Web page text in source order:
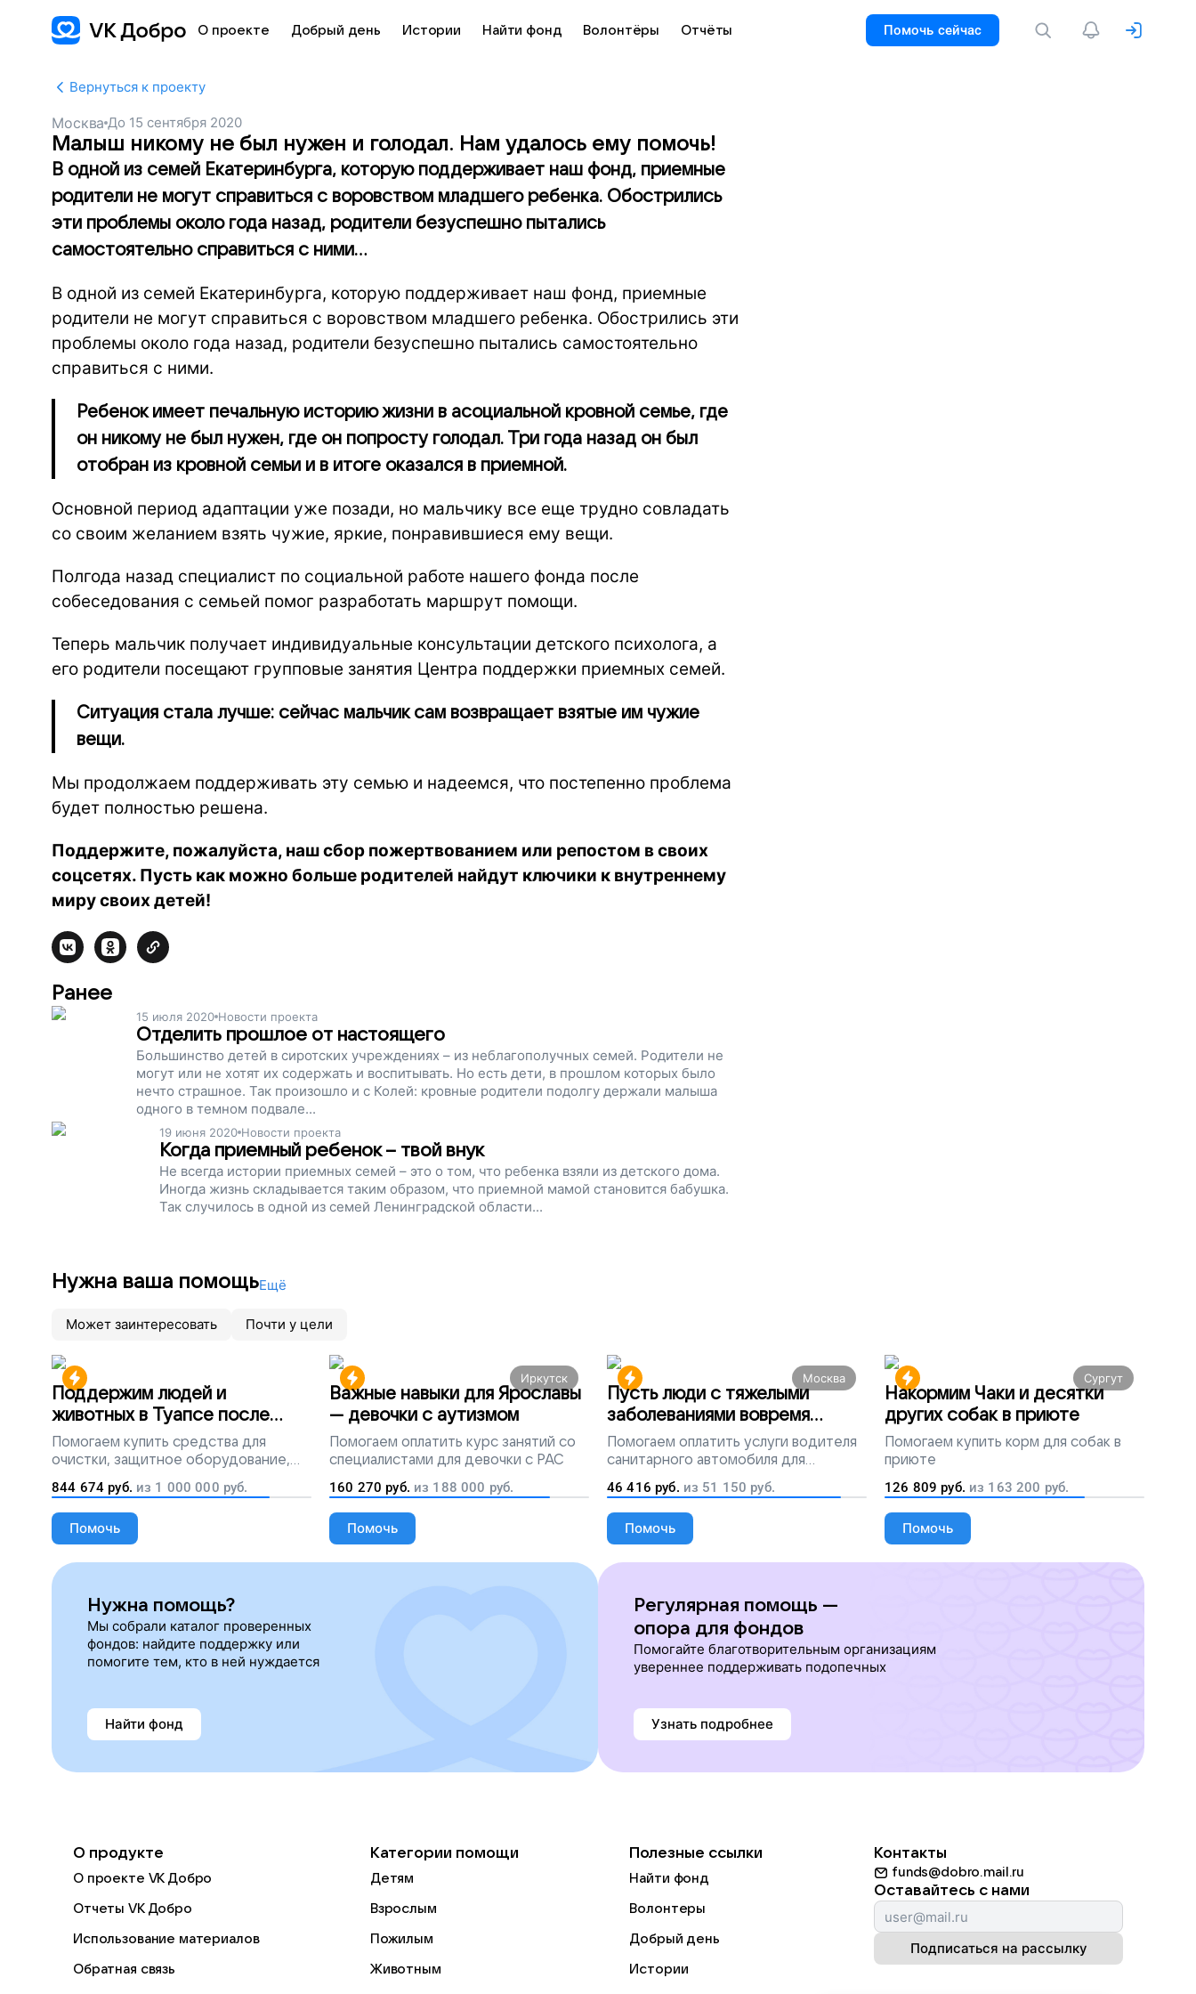
О проекте Добрый день Истории Найти фонд Волонтёры Отчёты Помочь сейчас
Вернуться к проекту
Москва До 15 сентября 2020
Малыш никому не был нужен и голодал. Нам удалось ему помочь!
В одной из семей Екатеринбурга, которую поддерживает наш фонд, приемные
родители не могут справиться с воровством младшего ребенка. Обострились
эти проблемы около года назад, родители безуспешно пытались
самостоятельно справиться с ними...
В одной из семей Екатеринбурга, которую поддерживает наш фонд, приемные
родители не могут справиться с воровством младшего ребенка. Обострились эти
проблемы около года назад, родители безуспешно пытались самостоятельно
справиться с ними.
Ребенок имеет печальную историю жизни в асоциальной кровной семье, где
он никому не был нужен, где он попросту голодал. Три года назад он был
отобран из кровной семьи и в итоге оказался в приемной.
Основной период адаптации уже позади, но мальчику все еще трудно совладать
со своим желанием взять чужие, яркие, понравившиеся ему вещи.
Полгода назад специалист по социальной работе нашего фонда после
собеседования с семьей помог разработать маршрут помощи.
Теперь мальчик получает индивидуальные консультации детского психолога, а
его родители посещают групповые занятия Центра поддержки приемных семей.
Ситуация стала лучше: сейчас мальчик сам возвращает взятые им чужие
вещи.
Мы продолжаем поддерживать эту семью и надеемся, что постепенно проблема
будет полностью решена.
Поддержите, пожалуйста, наш сбор пожертвованием или репостом в своих
соцсетях. Пусть как можно больше родителей найдут ключики к внутреннему
миру своих детей!
Ранее
15 июля 2020 Новости проекта
Отделить прошлое от настоящего
Большинство детей в сиротских учреждениях – из неблагополучных семей. Родители не
могут или не хотят их содержать и воспитывать. Но есть дети, в прошлом которых было
нечто страшное. Так произошло и с Колей: кровные родители подолгу держали малыша
одного в темном подвале...
19 июня 2020 Новости проекта
Когда приемный ребенок – твой внук
Не всегда истории приемных семей – это о том, что ребенка взяли из детского дома.
Иногда жизнь складывается таким образом, что приемной мамой становится бабушка.
Так случилось в одной из семей Ленинградской области...
Нужна ваша помощьЕщё
Может заинтересовать Почти у цели
Поддержим людей и
животных в Туапсе после
разлива мазута
Помогаем купить средства для
очистки, защитное оборудование,
лекарства, корм и предметы первой
необходимости
844 674 руб. из 1 000 000 руб.
Помочь
Иркутск
Важные навыки для Ярославы
— девочки с аутизмом
Помогаем оплатить курс занятий со
специалистами для девочки с РАС
160 270 руб. из 188 000 руб.
Помочь
Москва
Пусть люди с тяжелыми
заболеваниями вовремя
попадут на лечение
Помогаем оплатить услуги водителя
санитарного автомобиля для
перевозки тяжелобольных людей
46 416 руб. из 51 150 руб.
Помочь
Сургут
Накормим Чаки и десятки
других собак в приюте
Помогаем купить корм для собак в
приюте
126 809 руб. из 163 200 руб.
Помочь
Нужна помощь?
Мы собрали каталог проверенных
фондов: найдите поддержку или
помогите тем, кто в ней нуждается
Найти фонд
Регулярная помощь —
опора для фондов
Помогайте благотворительным организациям
увереннее поддерживать подопечных
Узнать подробнее
О продукте
О проекте VK Добро
Отчеты VK Добро
Использование материалов
Обратная связь
Категории помощи
Детям
Взрослым
Пожилым
Животным
Полезные ссылки
Найти фонд
Волонтеры
Добрый день
Истории
Контакты
funds@dobro.mail.ru
Оставайтесь с нами
Подписаться на рассылку